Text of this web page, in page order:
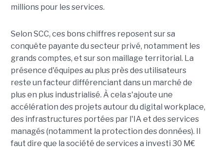
millions pour les services.
Selon SCC, ces bons chiffres reposent sur sa
conquête payante du secteur privé, notamment les
grands comptes, et sur son maillage territorial. La
présence d'équipes au plus près des utilisateurs
reste un facteur différenciant dans un marché de
plus en plus industrialisé. À cela s'ajoute une
accélération des projets autour du digital workplace,
des infrastructures portées par l'IA et des services
managés (notamment la protection des données). Il
faut dire que la société de services a investi 30 M€